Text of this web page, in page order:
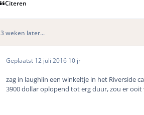
Citeren
3 weken later...
Geplaatst 12 juli 2016 10 jr
zag in laughlin een winkeltje in het Riverside
3900 dollar oplopend tot erg duur, zou er ooit